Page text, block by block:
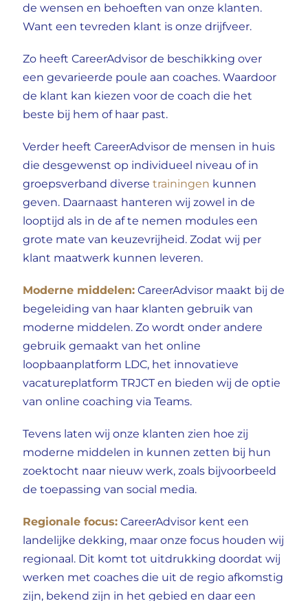
de wensen en behoeften van onze klanten.
Want een tevreden klant is onze drijfveer.
Zo heeft CareerAdvisor de beschikking over
een gevarieerde poule aan coaches. Waardoor
de klant kan kiezen voor de coach die het
beste bij hem of haar past.
Verder heeft CareerAdvisor de mensen in huis
die desgewenst op individueel niveau of in
groepsverband diverse trainingen kunnen
geven. Daarnaast hanteren wij zowel in de
looptijd als in de af te nemen modules een
grote mate van keuzevrijheid. Zodat wij per
klant maatwerk kunnen leveren.
Moderne middelen:CareerAdvisor maakt bij de
begeleiding van haar klanten gebruik van
moderne middelen. Zo wordt onder andere
gebruik gemaakt van het online
loopbaanplatform LDC, het innovatieve
vacatureplatform TRJCTen bieden wij de optie
van online coaching via Teams.
Tevens laten wij onze klanten zien hoe zij
moderne middelen in kunnen zetten bij hun
zoektocht naar nieuw werk, zoals bijvoorbeeld
de toepassing van social media.
Regionale focus:CareerAdvisor kent een
landelijke dekking, maar onze focus houden wij
regionaal. Dit komt tot uitdrukking doordat wij
werken met coaches die uit de regio afkomstig
zijn, bekend zijn in het gebied en daar een